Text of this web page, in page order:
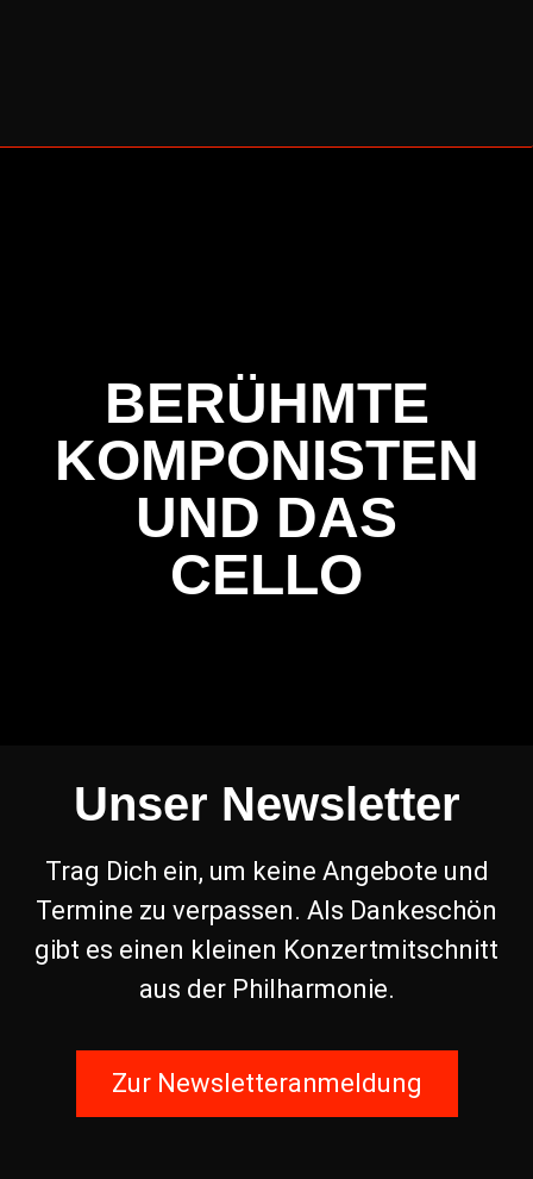
BERÜHMTE
KOMPONISTEN
UND DAS
CELLO
Unser Newsletter
Trag Dich ein, um keine Angebote und
Termine zu verpassen. Als Dankeschön
gibt es einen kleinen Konzertmitschnitt
aus der Philharmonie.
Zur Newsletteranmeldung